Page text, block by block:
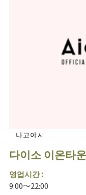
나고야시
다이소 이온타
영업시간 :
9:00～22:00